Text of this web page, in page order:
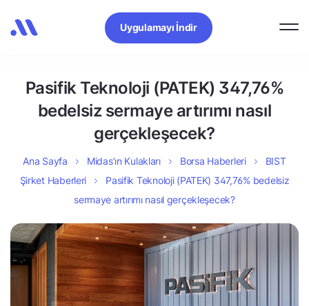
Uygulamayı İndir
Pasifik Teknoloji (PATEK) 347,76%
bedelsiz sermaye artırımı nasıl
gerçekleşecek?
Ana Sayfa Midas’ın Kulakları Borsa Haberleri
BIST
Şirket Haberleri
Pasifik Teknoloji (PATEK) 347,76% bedelsiz
sermaye artırımı nasıl gerçekleşecek?